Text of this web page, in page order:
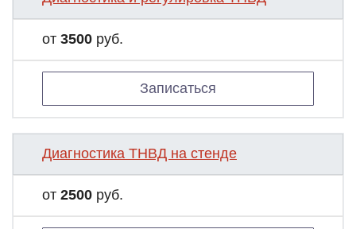
от 3500 руб.
Записаться
Диагностика ТНВД на стенде
от 2500 руб.